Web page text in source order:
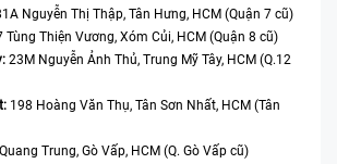
Nguyễn Thị Thập, Tân Hưng, HCM (Quận 7 cũ)
Tùng Thiện Vương, Xóm Củi, HCM (Quận 8 cũ)
23M Nguyễn Ảnh Thủ, Trung Mỹ Tây, HCM (Q.12
198 Hoàng Văn Thụ, Tân Sơn Nhất, HCM (Tân
Trung, Gò Vấp, HCM (Q. Gò Vấp cũ)